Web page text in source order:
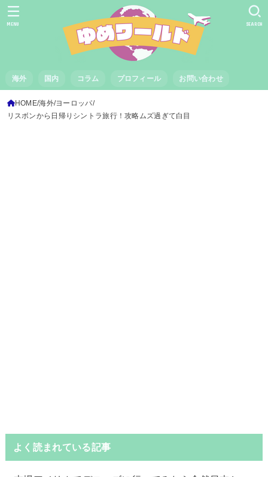
海外 国内 コラム プロフィール お問い合わせ
SEARCH
MENU
HOME 海外 ヨーロッパ
リスボンから日帰りシントラ旅行！攻略ムズ過ぎて白目
よく読まれている記事